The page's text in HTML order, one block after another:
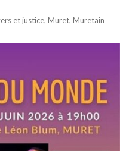
et justice, Muret, Muretain